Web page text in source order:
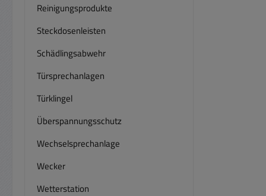
Reinigungsprodukte
Steckdosenleisten
Schädlingsabwehr
Türsprechanlagen
Türklingel
Überspannungsschutz
Wechselsprechanlage
Wecker
Wetterstation